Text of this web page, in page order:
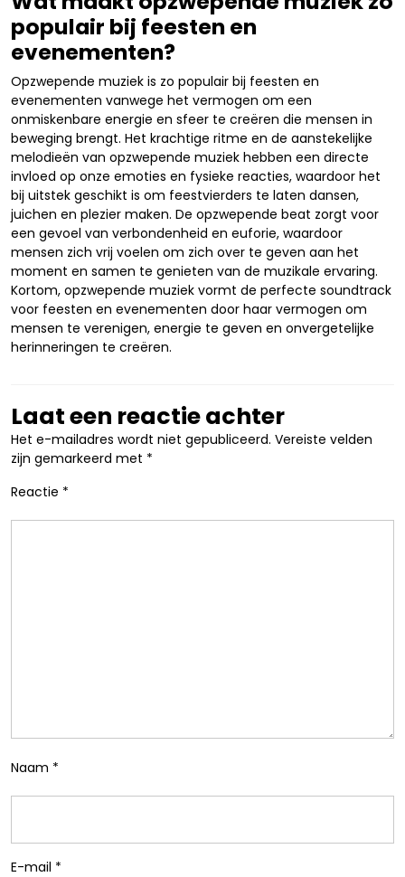
populair bij feesten en
evenementen?
Opzwepende muziek is zo populair bij feesten en
evenementen vanwege het vermogen om een
onmiskenbare energie en sfeer te creëren die mensen in
beweging brengt. Het krachtige ritme en de aanstekelijke
melodieën van opzwepende muziek hebben een directe
invloed op onze emoties en fysieke reacties, waardoor het
bij uitstek geschikt is om feestvierders te laten dansen,
juichen en plezier maken. De opzwepende beat zorgt voor
een gevoel van verbondenheid en euforie, waardoor
mensen zich vrij voelen om zich over te geven aan het
moment en samen te genieten van de muzikale ervaring.
Kortom, opzwepende muziek vormt de perfecte soundtrack
voor feesten en evenementen door haar vermogen om
mensen te verenigen, energie te geven en onvergetelijke
herinneringen te creëren.
Laat een reactie achter
Het e-mailadres wordt niet gepubliceerd. Vereiste velden
zijn gemarkeerd met *
Reactie *
Naam *
E-mail *